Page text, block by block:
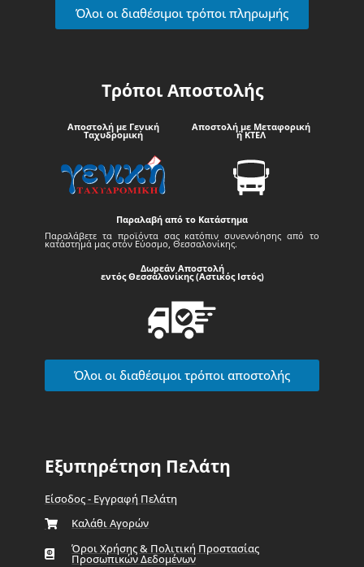
Όλοι οι διαθέσιμοι τρόποι πληρωμής
Τρόποι Αποστολής
Αποστολή με Γενική
Ταχυδρομική
Αποστολή με Μεταφορική
ή ΚΤΕΛ
Παραλαβή από το Κατάστημα
Παραλάβετε τα προϊόντα σας κατόπιν συνεννόησης από το
κατάστημά μας στον Εύοσμο, Θεσσαλονίκης.
Δωρεάν Αποστολή
εντός Θεσσαλονίκης (Αστικός Ιστός)
Όλοι οι διαθέσιμοι τρόποι αποστολής
Εξυπηρέτηση Πελάτη
Είσοδος - Εγγραφή Πελάτη
Καλάθι Αγορών
Όροι Χρήσης & Πολιτική Προστασίας
Προσωπικών Δεδομένων